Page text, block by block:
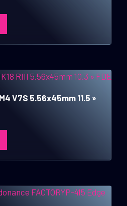
V7S 5.56x45mm 11.5 »